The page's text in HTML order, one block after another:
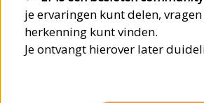
je ervaringen kunt delen,
herkenning kunt vinden.
Je ontvangt hierover later